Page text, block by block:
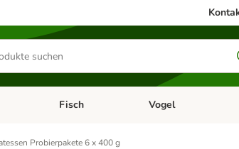
öffnen: Hundefutter & Zubehör
Kategorie-Menü öffnen: Kleintier
Fisch Kategorie-Menü
Vogel
Probierpakete 6 x 400 g